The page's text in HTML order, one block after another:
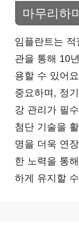
마무리하
임플란트는
관을 통해 10
용할 수 있어
중요하며, 정
강 관리가 필
첨단 기술을
명을 더욱 연
한 노력을 통
하게 유지할